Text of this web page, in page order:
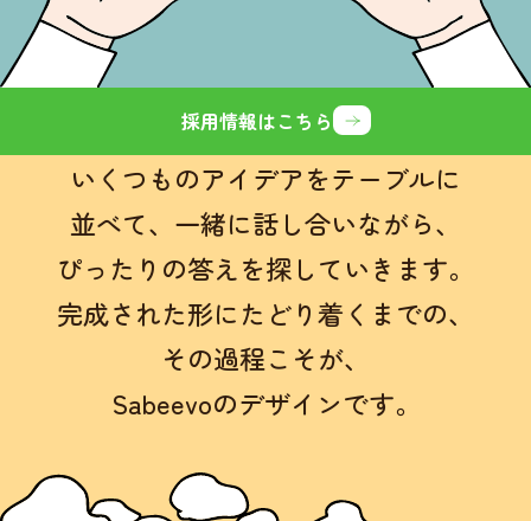
採用情報はこちら
いくつものアイデアをテーブルに
並べて、 一緒に話し合いながら、
ぴったりの答えを探していきます。
完成された形にたどり着くまでの、
その過程こそが、
Sabeevoのデザインです。